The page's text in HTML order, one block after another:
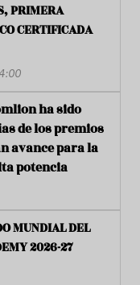
PRIMERA
CERTIFICADA
ha sido
de los premios
avance para la
potencia
MUNDIAL DEL
2026-27